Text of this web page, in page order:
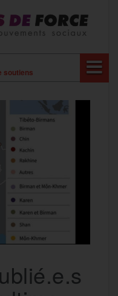
soutiens